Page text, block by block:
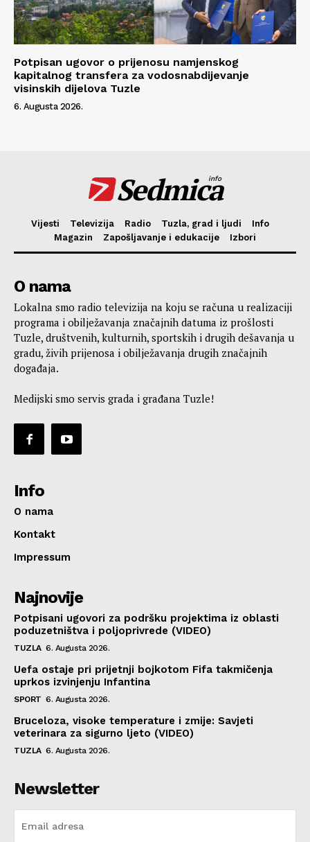
Potpisan ugovor o prijenosu namjenskog
kapitalnog transfera za vodosnabdijevanje
visinskih dijelova Tuzle
6. Augusta 2026.
Sedmica
info
Vijesti Televizija Radio Tuzla, grad i ljudi
Info
Magazin
Zapošljavanje i edukacije Izbori
O nama
Lokalna smo radio televizija na koju se računa u realizaciji
programa i obilježavanja značajnih datuma iz prošlosti
Tuzle, društvenih, kulturnih, sportskih i drugih dešavanja u
gradu, živih prijenosa i obilježavanja drugih značajnih
događaja.
Medijski smo servis grada i građana Tuzle!
Info
O nama
Kontakt
Impressum
Najnovije
Potpisani ugovori za podršku projektima iz oblasti
poduzetništva i poljoprivrede (VIDEO)
TUZLA 6. Augusta 2026.
Uefa ostaje pri prijetnji bojkotom Fifa takmičenja
uprkos izvinjenju Infantina
SPORT 6. Augusta 2026.
Bruceloza, visoke temperature i zmije: Savjeti
veterinara za sigurno ljeto (VIDEO)
TUZLA 6. Augusta 2026.
Newsletter